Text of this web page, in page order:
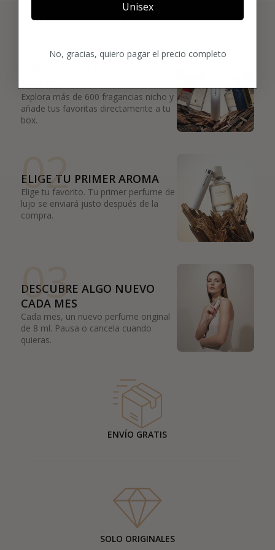
3 PASOS PARA HACERTE MIEMBRO
01
Explora más de 600 fragancias nicho y
añade tus favoritas directamente a tu
box.
02
ELIGE TU PRIMER AROMA
Elige tu favorito. Tu primer perfume de
lujo se enviará justo después de la
compra.
03
DESCUBRE ALGO NUEVO
CADA MES
Cada mes, un nuevo perfume original
de 8 ml. Pausa o cancela cuando
quieras.
ENVÍO GRATIS
SOLO ORIGINALES
Unisex
No, gracias, quiero pagar el precio completo